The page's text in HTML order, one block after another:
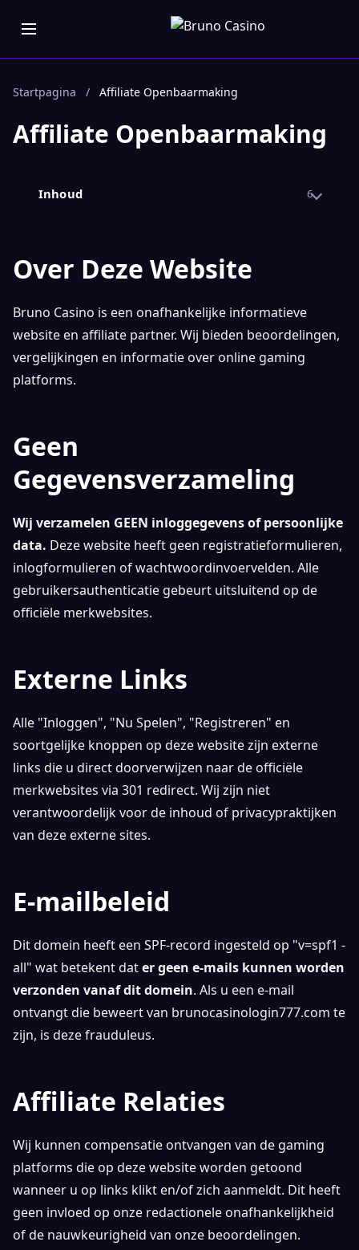
Startpagina / Affiliate Openbaarmaking
Affiliate Openbaarmaking
Inhoud 6
Over Deze Website
Bruno Casino is een onafhankelijke informatieve
website en affiliate partner. Wij bieden beoordelingen,
vergelijkingen en informatie over online gaming
platforms.
Geen
Gegevensverzameling
Wij verzamelen GEEN inloggegevens of persoonlijke
data. Deze website heeft geen registratieformulieren,
inlogformulieren of wachtwoordinvoervelden. Alle
gebruikersauthenticatie gebeurt uitsluitend op de
officiële merkwebsites.
Externe Links
Alle "Inloggen", "Nu Spelen", "Registreren" en
soortgelijke knoppen op deze website zijn externe
links die u direct doorverwijzen naar de officiële
merkwebsites via 301 redirect. Wij zijn niet
verantwoordelijk voor de inhoud of privacypraktijken
van deze externe sites.
E-mailbeleid
Dit domein heeft een SPF-record ingesteld op "v=spf1 -
all" wat betekent dater geen e-mails kunnen worden
verzonden vanaf dit domein. Als u een e-mail
ontvangt die beweert van brunocasinologin777.com te
zijn, is deze frauduleus.
Affiliate Relaties
Wij kunnen compensatie ontvangen van de gaming
platforms die op deze website worden getoond
wanneer u op links klikt en/of zich aanmeldt. Dit heeft
geen invloed op onze redactionele onafhankelijkheid
of de nauwkeurigheid van onze beoordelingen.